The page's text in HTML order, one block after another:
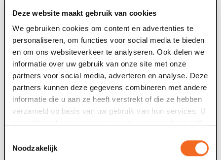
Deze website maakt gebruik van cookies
We gebruiken cookies om content en advertenties te
personaliseren, om functies voor social media te bieden
en om ons websiteverkeer te analyseren. Ook delen we
informatie over uw gebruik van onze site met onze
partners voor social media, adverteren en analyse. Deze
partners kunnen deze gegevens combineren met andere
informatie die u aan ze heeft verstrekt of die ze hebben
verzameld op basis van uw gebruik van hun services. U
Noodzakelijk
Let op! Als er bijzonderheden zijn zoals kinderen die in
een rolstoel zitten, kinderen met slecht zicht of iets
anders waar we rekening mee moeten houden. Geef dit
dan bij het inschrijfformulier aan in het vak
'vraag/opmerking'. Dan kunnen we hier rekening mee
houden. Boek je vanuit het Speciaal Onderwijs? Dan
graag aangeven met welk cluster je komt.
Via Arriva kun je gratis met het openbaar vervoer naar